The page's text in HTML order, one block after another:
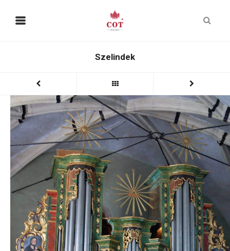
Szelindek